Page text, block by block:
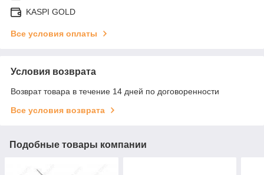
KASPI GOLD
Все условия оплаты
Условия возврата
Возврат товара в течение 14 дней по договоренности
Все условия возврата
Подобные товары компании